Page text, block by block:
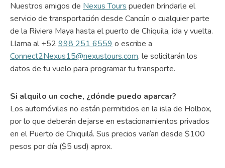
Nuestros amigos de Nexus Tours pueden brindarle el
servicio de transportación desde Cancún o cualquier parte
de la Riviera Maya hasta el puerto de Chiquila, ida y vuelta.
Llama al +52 998 251 6559 o escribe a
Connect2Nexus15@nexustours.com, le solicitarán los
datos de tu vuelo para programar tu transporte.
Si alquilo un coche, ¿dónde puedo aparcar?
Los automóviles no están permitidos en la isla de Holbox,
por lo que deberán dejarse en estacionamientos privados
en el Puerto de Chiquilá. Sus precios varían desde $100
pesos por día ($5 usd) aprox.